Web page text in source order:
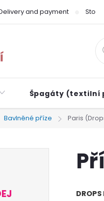
and payment Store
Špagáty (textilní
Bavlněné příze Paris